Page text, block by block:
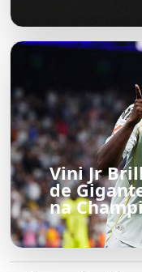
Vini Jr
de
na